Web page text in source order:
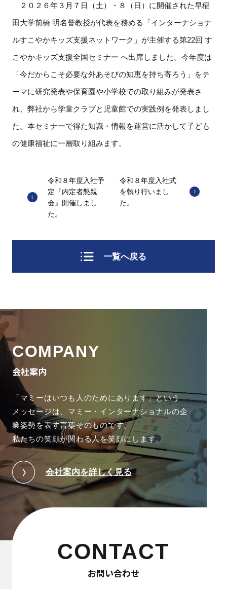
２０２６年３月７日（土）・８（日）に開催された早稲
田大学前橋 明名誉教授が代表を務める「インターナショナ
ルすこやかキッズ支援ネットワーク」が主催する第22回 す
こやかキッズ支援全国セミナー へ出席しました。今年度は
「今だからこそ必要な外あそびの知恵を持ち寄ろう」をテ
ーマに研究発表や保育園や小学校での取り組みが発表さ
れ、弊社から学童クラブと児童館での実践例を発表しまし
た。本セミナーで得た知識・情報を運営に活かして子ども
の健康福祉に一層取り組みます。
令和８年度入社予
定『内定者懇親
会』開催しまし
た。
令和８年度入社式
を執り行いまし
た。
一覧へ戻る
COMPANY
会社案内
「マミーはいつも人のためにあります」という
メッセージは、 マミー・インターナショナルの企
業姿勢を表す言葉そのものです。
私たちの笑顔が関わる人を笑顔にします。
会社案内を詳しく見る
CONTACT
お問い合わせ